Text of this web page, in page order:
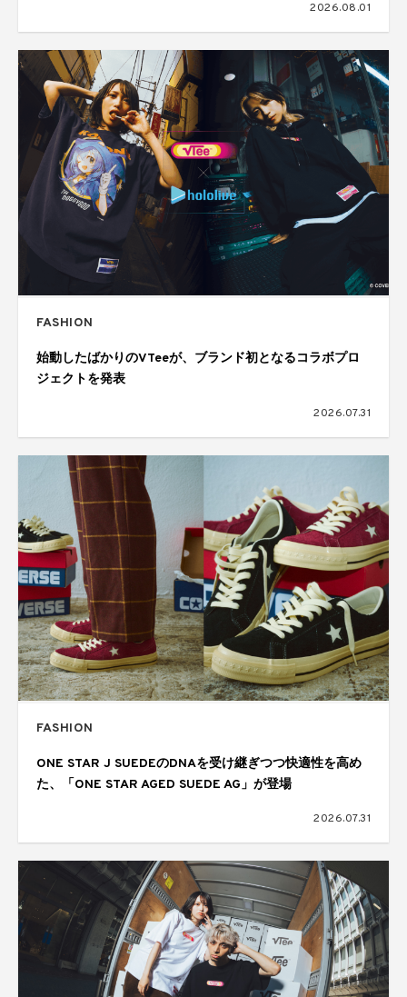
2026.08.01
FASHION
始動したばかりのVTeeが、ブランド初となるコラボプロ
ジェクトを発表
2026.07.31
FASHION
ONE STAR J SUEDEのDNAを受け継ぎつつ快適性を高め
た、「ONE STAR AGED SUEDE AG」が登場
2026.07.31